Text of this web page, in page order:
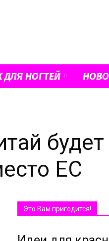
ДЛЯ НОГТЕЙ
будет
ЕС
Это Вам пригодится!